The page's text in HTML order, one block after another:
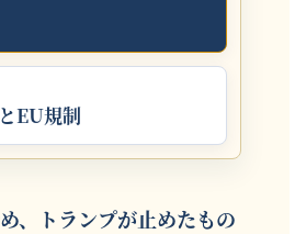
EU規制
、トランプが止めたもの